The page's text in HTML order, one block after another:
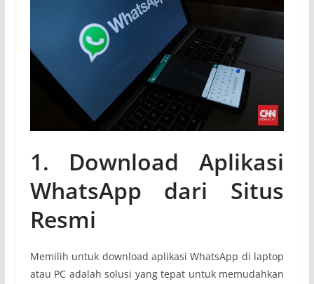
1. Download Aplikasi
WhatsApp dari Situs
Resmi
Memilih untuk download aplikasi WhatsApp di laptop
atau PC adalah solusi yang tepat untuk memudahkan